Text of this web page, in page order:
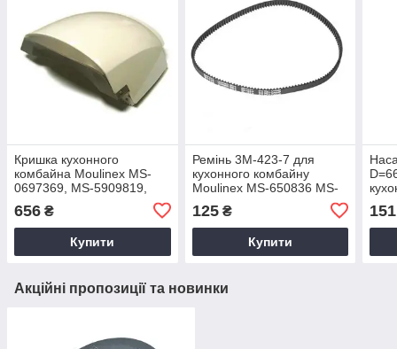
Кришка кухонного
комбайна Moulinex MS-
0697369, MS-5909819,
656 ₴
Купити
Ремінь 3M-423-7 для
кухонного комбайну
Moulinex MS-650836 MS-
125₴
Купити
151
Акційні пропозиції та новинки